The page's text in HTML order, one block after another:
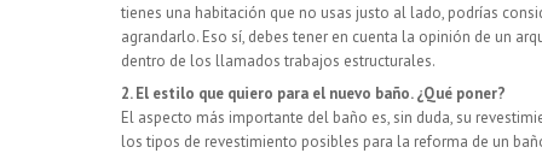
tienes una habitación que no usas justo al lado, podrías
agrandarlo. Eso sí, debes tener en cuenta la opinión de un
dentro de los llamados trabajos estructurales.
2. El estilo que quiero para el nuevo baño. ¿Qué poner?
El aspecto más importante del baño es, sin duda, su
los tipos de revestimiento posibles para la reforma de un